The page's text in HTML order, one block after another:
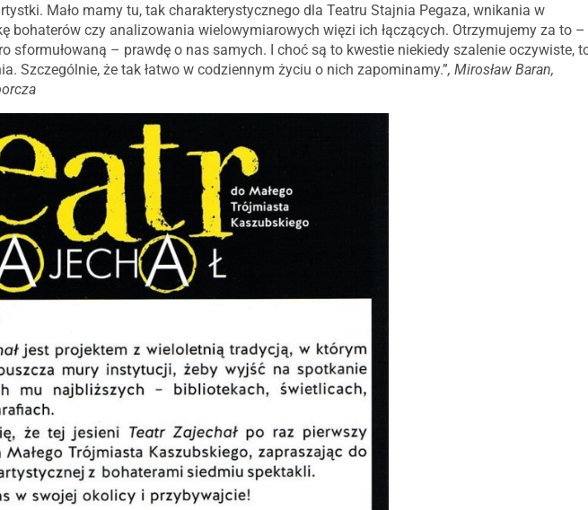
Mało mamy tu, tak charakterystycznego dla Teatru Stajnia Pegaza, wnikania w
bohaterów czy analizowania wielowymiarowych więzi ich łączących. Otrzymujemy za to –
sformułowaną – prawdę o nas samych. I choć są to kwestie niekiedy szalenie oczywiste,
Szczególnie, że tak łatwo w codziennym życiu o nich zapominamy.”, Mirosław Baran,